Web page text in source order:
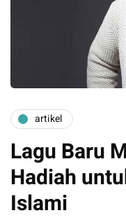
artikel
Lagu Baru
Hadiah
Islami